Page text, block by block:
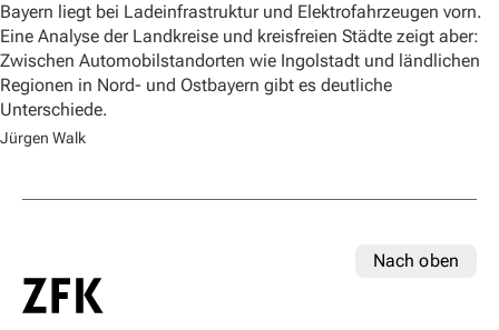
Bayern liegt bei Ladeinfrastruktur und Elektrofahrzeugen vorn.
Eine Analyse der Landkreise und kreisfreien Städte zeigt aber:
Zwischen Automobilstandorten wie Ingolstadt und ländlichen
Regionen in Nord- und Ostbayern gibt es deutliche
Unterschiede.
Jürgen Walk
Nach oben